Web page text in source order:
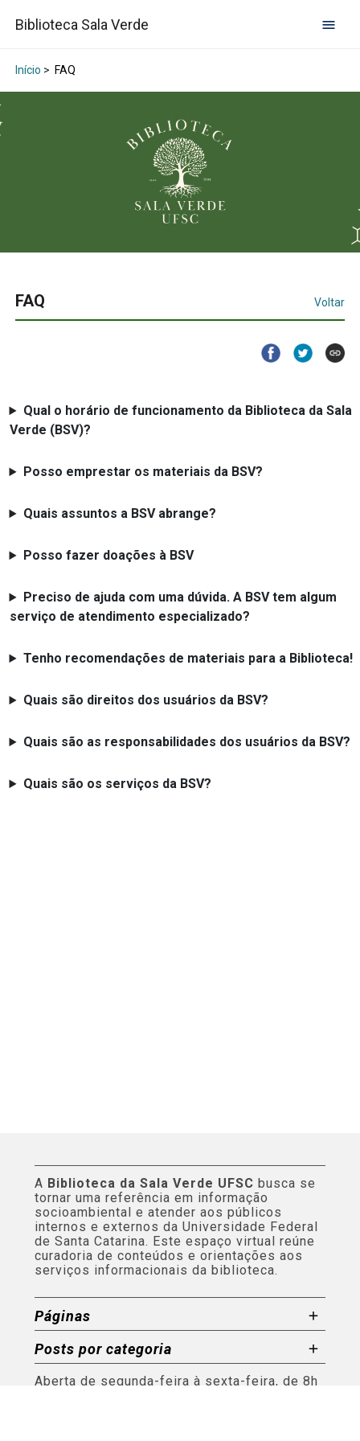
Biblioteca Sala Verde
Início > FAQ
FAQ Voltar
Qual o horário de funcionamento da Biblioteca da Sala
Verde (BSV)?
Posso emprestar os materiais da BSV?
Quais assuntos a BSV abrange?
Posso fazer doações à BSV
Preciso de ajuda com uma dúvida. A BSV tem algum
serviço de atendimento especializado?
Tenho recomendações de materiais para a Biblioteca!
Quais são direitos dos usuários da BSV?
Quais são as responsabilidades dos usuários da BSV?
Quais são os serviços da BSV?
A Biblioteca da Sala Verde UFSC busca se
tornar uma referência em informação
socioambiental e atender aos públicos
internos e externos da Universidade Federal
de Santa Catarina. Este espaço virtual reúne
curadoria de conteúdos e orientações aos
serviços informacionais da biblioteca.
Páginas
Posts por categoria
Aberta de segunda-feira à sexta-feira, de 8h